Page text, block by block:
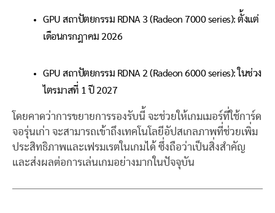
GPU สถาปัตยกรรม RDNA 3 (Radeon 7000 series): ตั้งแต่
เดือนกรกฎาคม 2026
GPU สถาปัตยกรรม RDNA 2 (Radeon 6000 series): ในช่วง
ไตรมาสที่ 1 ปี 2027
โดยคาดว่าการขยายการรองรับนี้ จะช่วยให้เกมเมอร์ที่ใช้การ์ด
จอรุ่นเก่า จะสามารถเข้าถึงเทคโนโลยีอัปสเกลภาพที่ช่วยเพิ่ม
ประสิทธิภาพและเฟรมเรตในเกมได้ ซึ่งถือว่าเป็นสิ่งสำคัญ
และส่งผลต่อการเล่นเกมอย่างมากในปัจจุบัน